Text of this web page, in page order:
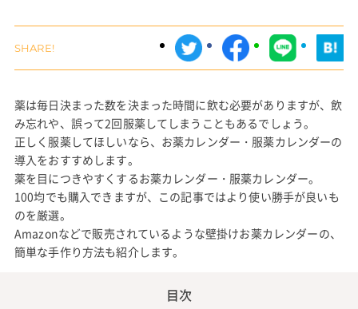
薬は毎日決まった数を決まった時間に飲む必要がありますが、飲
み忘れや、誤って2回服薬してしまうこともあるでしょう。
正しく服薬してほしいなら、お薬カレンダー・服薬カレンダーの
導入をおすすめします。
薬を目につきやすくするお薬カレンダー・服薬カレンダー。
100均でも購入できますが、この記事ではより使い勝手が良いも
のを厳選。
Amazonなどで販売されているような壁掛けお薬カレンダーの、
簡単な手作り方法も紹介します。
目次